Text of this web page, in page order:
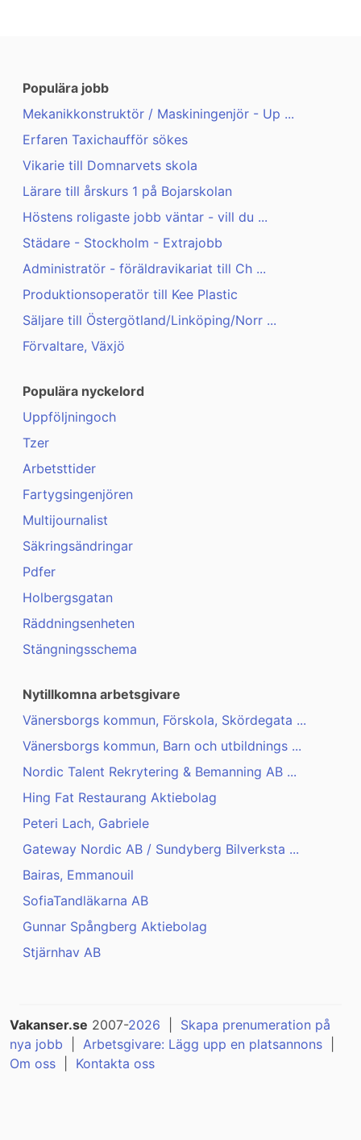
Populära jobb
Mekanikkonstruktör / Maskiningenjör - Up ...
Erfaren Taxichaufför sökes
Vikarie till Domnarvets skola
Lärare till årskurs 1 på Bojarskolan
Höstens roligaste jobb väntar - vill du ...
Städare - Stockholm - Extrajobb
Administratör - föräldravikariat till Ch ...
Produktionsoperatör till Kee Plastic
Säljare till Östergötland/Linköping/Norr ...
Förvaltare, Växjö
Populära nyckelord
Uppföljningoch
Tzer
Arbetsttider
Fartygsingenjören
Multijournalist
Säkringsändringar
Pdfer
Holbergsgatan
Räddningsenheten
Stängningsschema
Nytillkomna arbetsgivare
Vänersborgs kommun, Förskola, Skördegata ...
Vänersborgs kommun, Barn och utbildnings ...
Nordic Talent Rekrytering & Bemanning AB ...
Hing Fat Restaurang Aktiebolag
Peteri Lach, Gabriele
Gateway Nordic AB / Sundyberg Bilverksta ...
Bairas, Emmanouil
SofiaTandläkarna AB
Gunnar Spångberg Aktiebolag
Stjärnhav AB
Vakanser.se 2007-2026
Skapa prenumeration på
nya jobb
Arbetsgivare: Lägg upp en platsannons
Om oss
Kontakta oss